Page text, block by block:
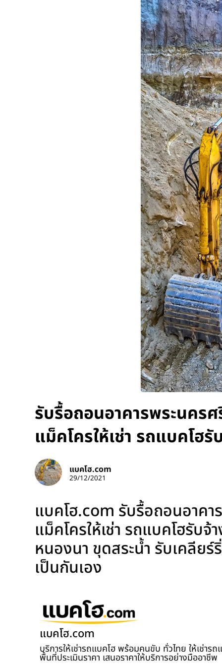
รับรื้อถอนอาคารพระนครศ
แม็คโครให้เช่า รถแบคโฮ
แบคโฮ.com
29/12/2021
แบคโฮ.com รับรื้อถอนอาคา
แม็คโครให้เช่า รถแบคโฮรับ
หนองนา ขุดสระน้ำ รับเคลีย
เป็นกันเอง
แบคโฮ.com
บริการให้เช่ารถแบคโฮ พร้อมคนขับ ทั่วไทย ให้เช่าร
พื้นที่ประเมินราคา เสนอราคาให้บริการอย่างมืออาชีพ